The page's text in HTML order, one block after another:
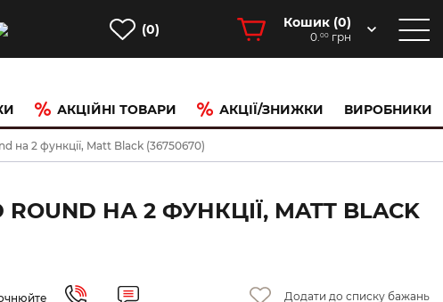
(0) Кошик (0)
0.00 грн
АКЦІЙНІ ТОВАРИ АКЦІЇ/ЗНИЖКИ ВИРОБНИКИ
на 2 функції, Matt Black (36750670)
НА 2 ФУНКЦІЇ, MATT BLACK
Додати до списку бажань